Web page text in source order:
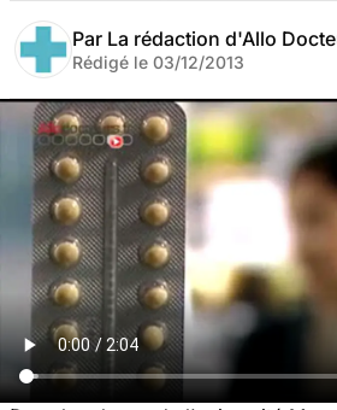
Par La rédaction d'Allo
Rédigé le 03/12/2013